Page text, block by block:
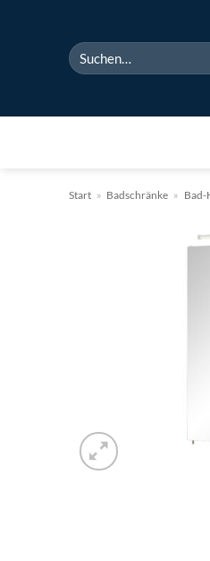
Suchen
nach:
Start » Badschränke » Bad-